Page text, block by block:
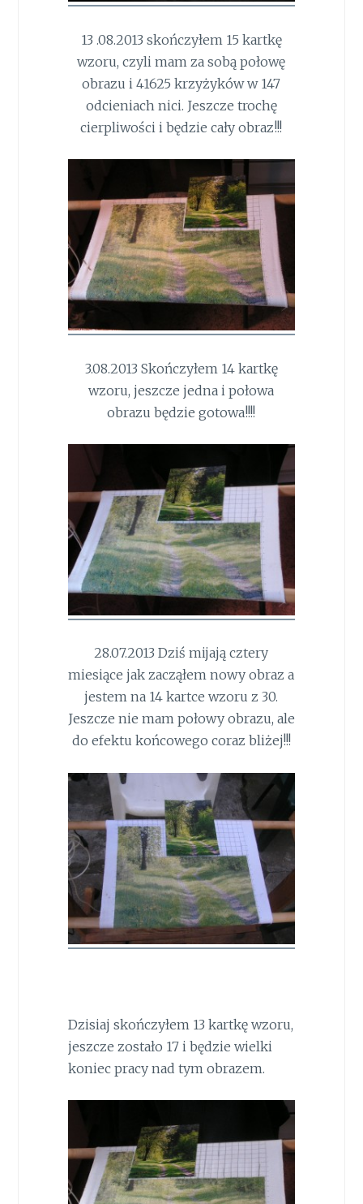
13 .08.2013 skończyłem 15 kartkę
wzoru, czyli mam za sobą połowę
obrazu i 41625 krzyżyków w 147
odcieniach nici. Jeszcze trochę
cierpliwości i będzie cały obraz!!!
3.08.2013 Skończyłem 14 kartkę
wzoru, jeszcze jedna i połowa
obrazu będzie gotowa!!!!
28.07.2013 Dziś mijają cztery
miesiące jak zacząłem nowy obraz a
jestem na 14 kartce wzoru z 30.
Jeszcze nie mam połowy obrazu, ale
do efektu końcowego coraz bliżej!!!
Dzisiaj skończyłem 13 kartkę wzoru,
jeszcze zostało 17 i będzie wielki
koniec pracy nad tym obrazem.